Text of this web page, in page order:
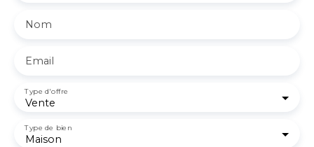
Nom
Email
Vente
Type d'offre
Maison
Type de bien